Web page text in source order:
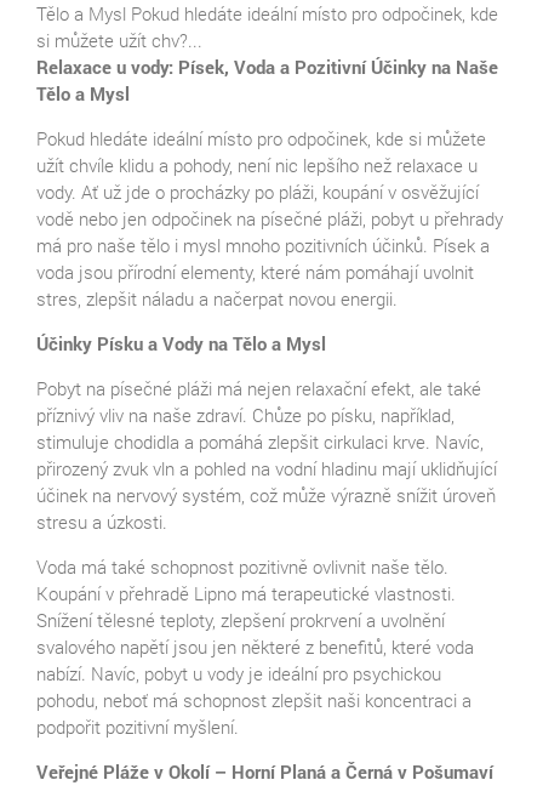
Tělo a Mysl Pokud hledáte ideální místo pro odpočinek, kde
si můžete užít chv?...
Relaxace u vody: Písek, Voda a Pozitivní Účinky na Naše
Tělo a Mysl
Pokud hledáte ideální místo pro odpočinek, kde si můžete
užít chvíle klidu a pohody, není nic lepšího než relaxace u
vody. Ať už jde o procházky po pláži, koupání v osvěžující
vodě nebo jen odpočinek na písečné pláži, pobyt u přehrady
má pro naše tělo i mysl mnoho pozitivních účinků. Písek a
voda jsou přírodní elementy, které nám pomáhají uvolnit
stres, zlepšit náladu a načerpat novou energii.
Účinky Písku a Vody na Tělo a Mysl
Pobyt na písečné pláži má nejen relaxační efekt, ale také
příznivý vliv na naše zdraví. Chůze po písku, například,
stimuluje chodidla a pomáhá zlepšit cirkulaci krve. Navíc,
přirozený zvuk vln a pohled na vodní hladinu mají uklidňující
účinek na nervový systém, což může výrazně snížit úroveň
stresu a úzkosti.
Voda má také schopnost pozitivně ovlivnit naše tělo.
Koupání v přehradě Lipno má terapeutické vlastnosti.
Snížení tělesné teploty, zlepšení prokrvení a uvolnění
svalového napětí jsou jen některé z benefitů, které voda
nabízí. Navíc, pobyt u vody je ideální pro psychickou
pohodu, neboť má schopnost zlepšit naši koncentraci a
podpořit pozitivní myšlení.
Veřejné Pláže v Okolí – Horní Planá a Černá v Pošumaví